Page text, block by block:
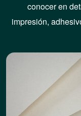
conocer en
impresión,